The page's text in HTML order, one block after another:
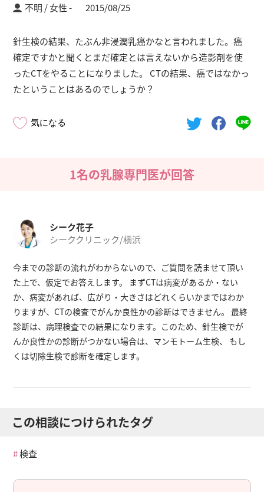
不明 / 女性 2015/08/25
針生検の結果、たぶん非浸潤乳癌かなと言われました。癌
確定ですかと聞くとまだ確定とは言えないから造影剤を使
ったCTをやることになりました。 CTの結果、癌ではなかっ
たということはあるのでしょうか？
気になる
1名の乳腺専門医が回答
シーク花子
シーククリニック/横浜
今までの診断の流れがわからないので、ご質問を読ませて頂い
た上で、仮定でお答えします。 まずCTは病変があるか・ない
か、病変があれば、広がり・大きさはどれくらいかまではわか
りますが、CTの検査でがんか良性かの診断はできません。 最終
診断は、病理検査での結果になります。このため、針生検でが
んか良性かの診断がつかない場合は、マンモトーム生検、 もし
くは切除生検で診断を確定します。
この相談につけられたタグ
検査